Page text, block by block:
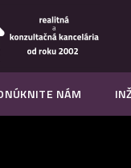
NÁM